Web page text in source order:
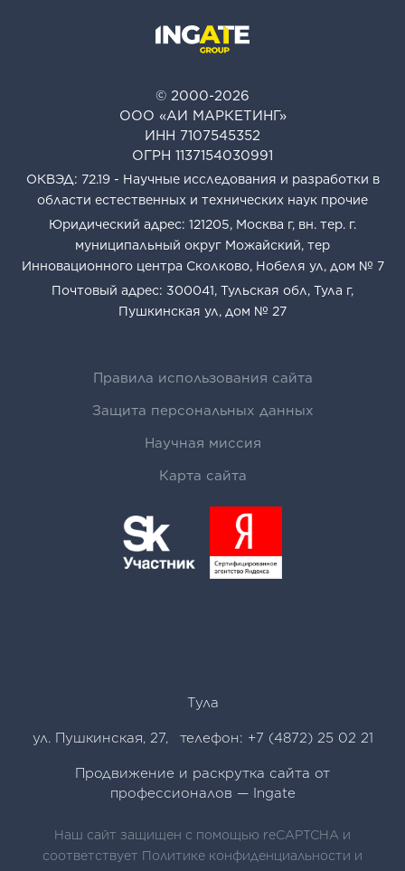
© 2000-2026
ООО «АИ МАРКЕТИНГ»
ИНН 7107545352
ОГРН 1137154030991
ОКВЭД: 72.19 - Научные исследования и разработки в
области естественных и технических наук прочие
Юридический адрес: 121205, Москва г, вн. тер. г.
муниципальный округ Можайский, тер
Инновационного центра Сколково, Нобеля ул, дом № 7
Почтовый адрес: 300041, Тульская обл, Тула г,
Пушкинская ул, дом № 27
Правила использования сайта
Защита персональных данных
Научная миссия
Карта сайта
Тула
ул. Пушкинская, 27, телефон: +7 (4872) 25 02 21
Продвижение и раскрутка сайта от
профессионалов — Ingate
Наш сайт защищен с помощью reCAPTCHA и
соответствует Политике конфиденциальности и